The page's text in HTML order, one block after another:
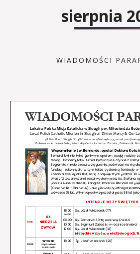
sierpnia
WIADOMOŚCI